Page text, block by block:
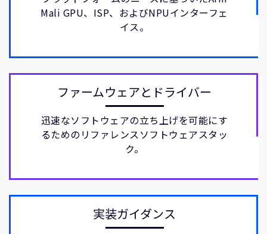
Mali GPU、ISP、およびNPUインターフェ
イス。
ファームウェアとドライバー
迅速なソフトウェアの立ち上げを可能にす
るためのリファレンスソフトウェアスタッ
ク。
実装ガイダンス